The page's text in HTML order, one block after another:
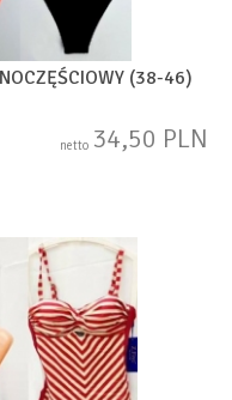
(38-46)
netto 34,50 PLN